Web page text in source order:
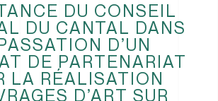
DU CONSEIL
DU CANTAL DANS
D’UN
DE PARTENARIAT
LA RÉALISATION
D’ART SUR